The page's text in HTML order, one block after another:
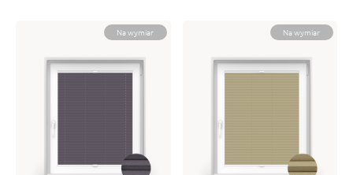
Na wymiar Na wymiar